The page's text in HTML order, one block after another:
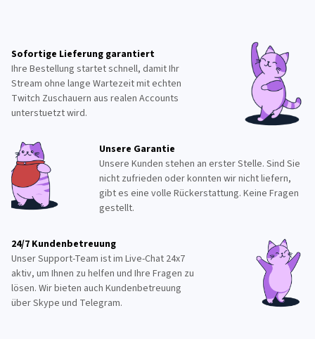
Sofortige Lieferung garantiert
Ihre Bestellung startet schnell, damit Ihr
Stream ohne lange Wartezeit mit echten
Twitch Zuschauern aus realen Accounts
unterstuetzt wird.
Unsere Garantie
Unsere Kunden stehen an erster Stelle. Sind Sie
nicht zufrieden oder konnten wir nicht liefern,
gibt es eine volle Rückerstattung. Keine Fragen
gestellt.
24/7 Kundenbetreuung
Unser Support-Team ist im Live-Chat 24x7
aktiv, um Ihnen zu helfen und Ihre Fragen zu
lösen. Wir bieten auch Kundenbetreuung
über Skype und Telegram.